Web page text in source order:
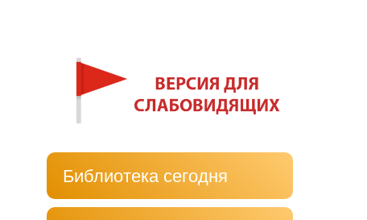
Библиотека сегодня